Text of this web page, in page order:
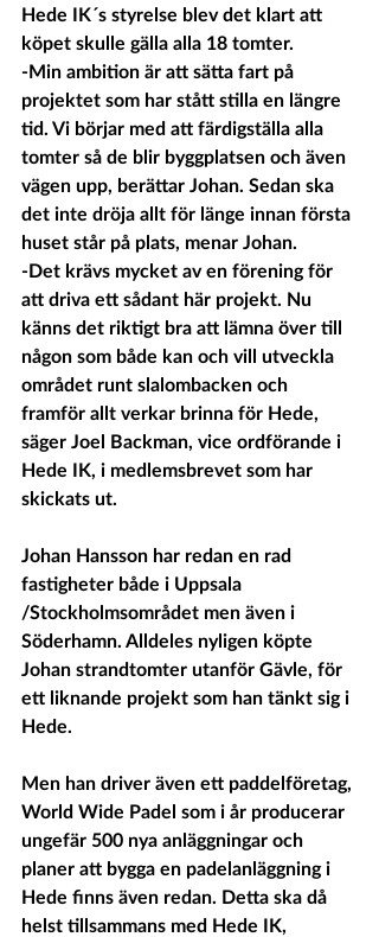
Hede IK´s styrelse blev det klart att
köpet skulle gälla alla 18 tomter.
-Min ambition är att sätta fart på
projektet som har stått stilla en längre
tid. Vi börjar med att färdigställa alla
tomter så de blir byggplatsen och även
vägen upp, berättar Johan. Sedan ska
det inte dröja allt för länge innan första
huset står på plats, menar Johan.
-Det krävs mycket av en förening för
att driva ett sådant här projekt. Nu
känns det riktigt bra att lämna över till
någon som både kan och vill utveckla
området runt slalombacken och
framför allt verkar brinna för Hede,
säger Joel Backman, vice ordförande i
Hede IK, i medlemsbrevet som har
skickats ut.
Johan Hansson har redan en rad
fastigheter både i Uppsala
/Stockholmsområdet men även i
Söderhamn. Alldeles nyligen köpte
Johan strandtomter utanför Gävle, för
ett liknande projekt som han tänkt sig i
Hede.
Men han driver även ett paddelföretag,
World Wide Padel som i år producerar
ungefär 500 nya anläggningar och
planer att bygga en padelanläggning i
Hede finns även redan. Detta ska då
helst tillsammans med Hede IK,